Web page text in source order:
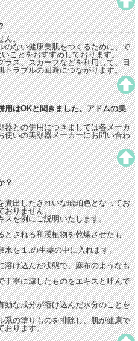
ん。
のない健康美肌をつくるために、で
ことをおすすめしております。
ラス、スカーフなどを利用して、日
トラブルの回避につながります。
用はOKと聞きました。アドムの美
器との併用につきましては各メーカ
使いの美顔器メーカーにお問い合わ
？
煮出したきれいな琥珀色となってお
おりません。
スを例にご説明いたします。
とされる和漢植物を乾燥させたも
水を１.の生薬の中に入れます。
溶け込んだ状態で、麻布のようなも
丁寧に濾したものをエキスと呼んで
効な成分が溶け込んだ水分のことを
系の塗りものを排除し、肌が健康で
おります。